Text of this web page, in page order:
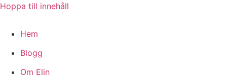
Hoppa till innehåll
Hem
Blogg
Om Elin